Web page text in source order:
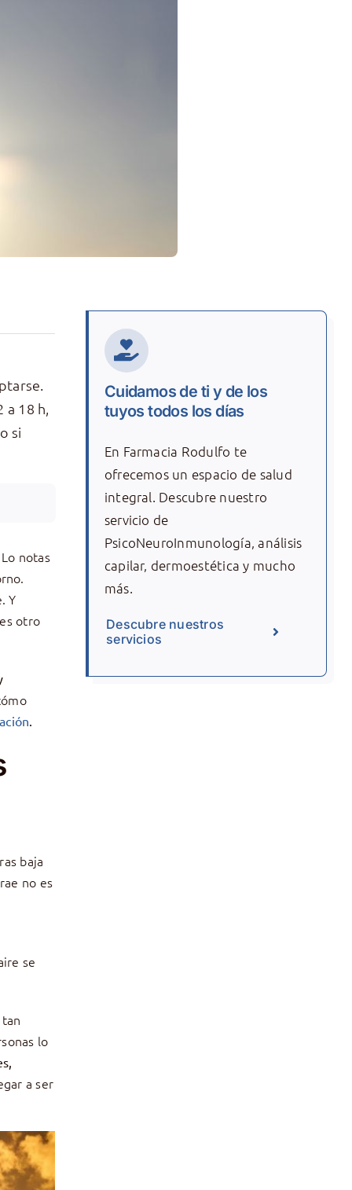
a 18 h,
si
notas
Y
otro
.
baja
no es
se
lo
a ser
Cuidamos de ti y de los
tuyos todos los días
En Farmacia Rodulfo te
ofrecemos un espacio de salud
integral. Descubre nuestro
servicio de
PsicoNeuroInmunología, análisis
capilar, dermoestética y mucho
más.
Descubre nuestros
servicios